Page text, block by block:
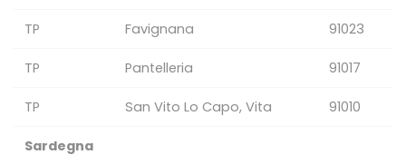
TP Favignana 91023
TP Pantelleria 91017
TP San Vito Lo Capo, Vita 91010
Sardegna